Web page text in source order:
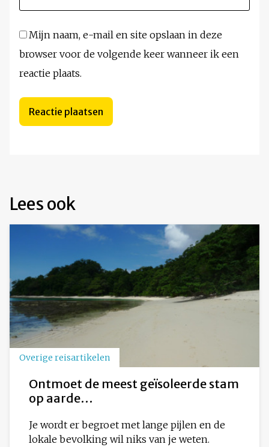
Mijn naam, e-mail en site opslaan in deze
browser voor de volgende keer wanneer ik een
reactie plaats.
Lees ook
Overige reisartikelen
Ontmoet de meest geïsoleerde stam
op aarde…
Je wordt er begroet met lange pijlen en de
lokale bevolking wil niks van je weten.